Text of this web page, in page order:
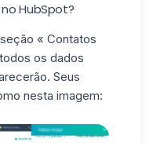
HubSpot?
« Contatos
os dados
Seus
nesta imagem: